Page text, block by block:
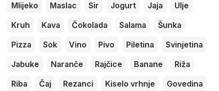
Mlijeko Maslac Sir Jogurt Jaja
Ulje
Kruh
Kava Čokolada Salama
Šunka
Pizza
Sok Vino Pivo Piletina
Svinjetina
Jabuke
Naranče Rajčice Banane
Riža
Riba
Čaj Rezanci Kiselo vrhnje
Govedina